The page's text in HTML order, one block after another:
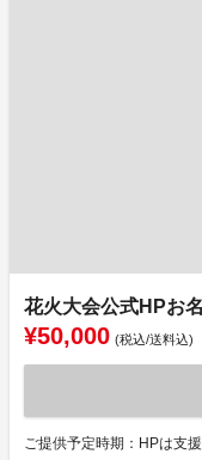
花火大会公式HPお
¥50,000 (税込/送料込)
ご提供予定時期：HPは支